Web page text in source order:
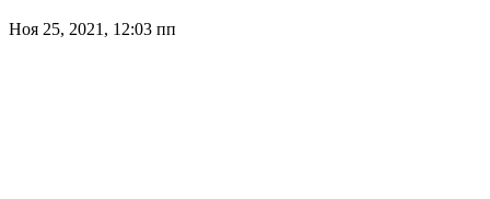
Ноя 25, 2021, 12:03 пп